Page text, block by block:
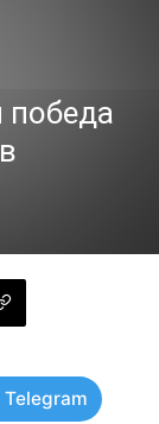
победа
Telegram